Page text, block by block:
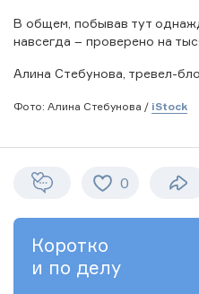
В общем, побывав тут
навсегда – проверено на
Алина Стебунова, тревел-
Фото: Алина Стебунова / iStock
0
Коротко
и по делу